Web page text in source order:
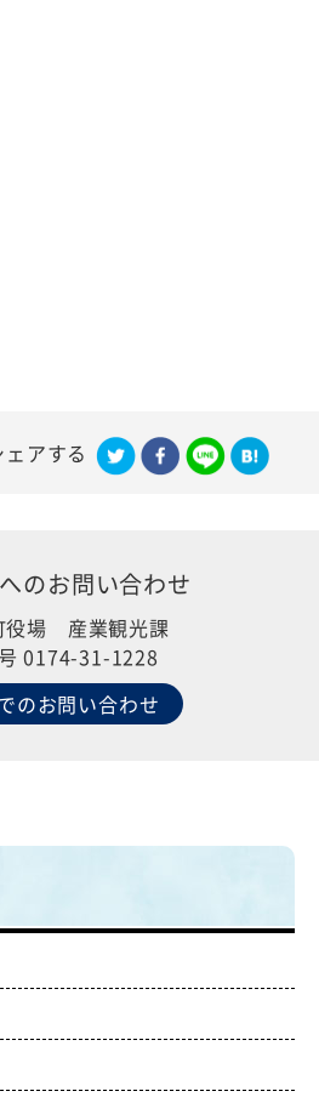
アする
のお問い合わせ
役場 産業観光課
0174-31-1228
のお問い合わせ